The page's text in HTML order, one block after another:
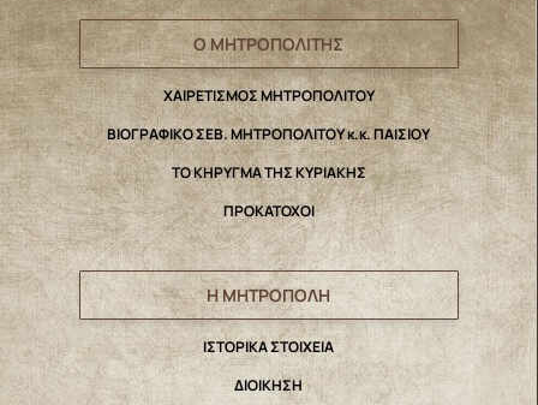
Ο ΜΗΤΡΟΠΟΛΙΤΗΣ
ΧΑΙΡΕΤΙΣΜΟΣ ΜΗΤΡΟΠΟΛΙΤΟΥ
ΒΙΟΓΡΑΦΙΚΟ ΣΕΒ. ΜΗΤΡΟΠΟΛΙΤΟΥ κ.κ. ΠΑΙΣΙΟΥ
ΤΟ ΚΗΡΥΓΜΑ ΤΗΣ ΚΥΡΙΑΚΗΣ
ΠΡΟΚΑΤΟΧΟΙ
Η ΜΗΤΡΟΠΟΛΗ
IΣΤΟΡΙΚΑ ΣΤΟΙΧΕΙΑ
ΔΙΟΙΚΗΣΗ